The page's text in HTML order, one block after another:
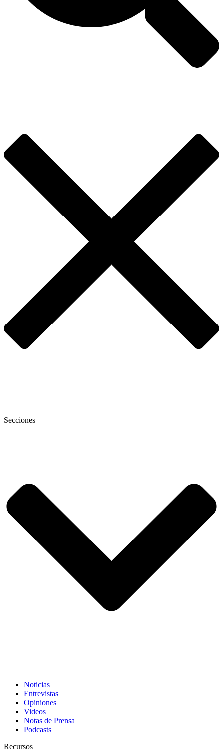
Secciones
Noticias
Entrevistas
Opiniones
Videos
Notas de Prensa
Podcasts
Recursos